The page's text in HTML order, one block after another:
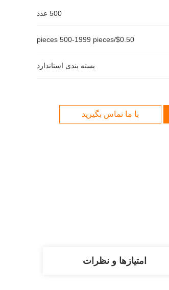
500 عدد
$0.50/pieces 500-1999 pieces
بسته بندی استاندارد
با ما تماس بگیرید
امتیازها و نظرات